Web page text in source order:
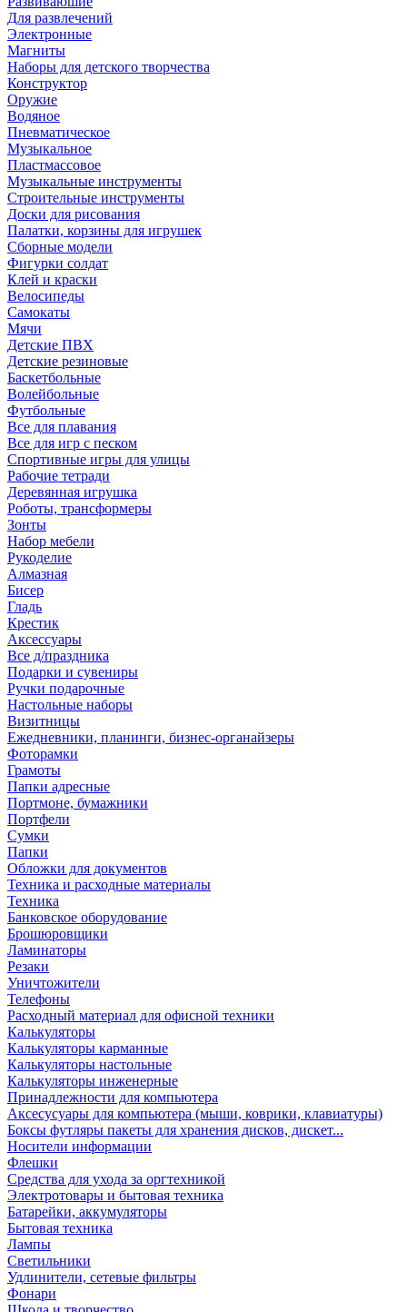
Для развлечений
Электронные
Магниты
Наборы для детского творчества
Конструктор
Оружие
Водяное
Пневматическое
Музыкальное
Пластмассовое
Музыкальные инструменты
Строительные инструменты
Доски для рисования
Палатки, корзины для игрушек
Сборные модели
Фигурки солдат
Клей и краски
Велосипеды
Самокаты
Мячи
Детские ПВХ
Детские резиновые
Баскетбольные
Волейбольные
Футбольные
Все для плавания
Все для игр с песком
Спортивные игры для улицы
Рабочие тетради
Деревянная игрушка
Роботы, трансформеры
Зонты
Набор мебели
Рукоделие
Алмазная
Бисер
Гладь
Крестик
Аксессуары
Все д/праздника
Подарки и сувениры
Ручки подарочные
Настольные наборы
Визитницы
Ежедневники, планинги, бизнес-органайзеры
Фоторамки
Грамоты
Папки адресные
Портмоне, бумажники
Портфели
Сумки
Папки
Обложки для документов
Техника и расходные материалы
Техника
Банковское оборудование
Брошюровщики
Ламинаторы
Резаки
Уничтожители
Телефоны
Расходный материал для офисной техники
Калькуляторы
Калькуляторы карманные
Калькуляторы настольные
Калькуляторы инженерные
Принадлежности для компьютера
Аксесусуары для компьютера (мыши, коврики, клавиатуры)
Боксы футляры пакеты для хранения дисков, дискет...
Носители информации
Флешки
Средства для ухода за оргтехникой
Электротовары и бытовая техника
Батарейки, аккумуляторы
Бытовая техника
Лампы
Светильники
Удлинители, сетевые фильтры
Фонари